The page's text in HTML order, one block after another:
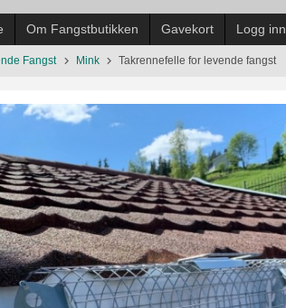
Om Fangstbutikken Gavekort Logg inn
Fangst Mink Takrennefelle for levende fangst